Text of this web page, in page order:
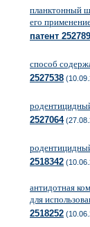
планктонный
его
патент
способ
2527538
2527064
2518342
антидотная
для
2518252